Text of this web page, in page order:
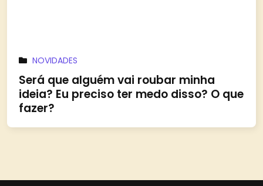
NOVIDADES
Será que alguém vai roubar minha
ideia? Eu preciso ter medo disso? O que
fazer?